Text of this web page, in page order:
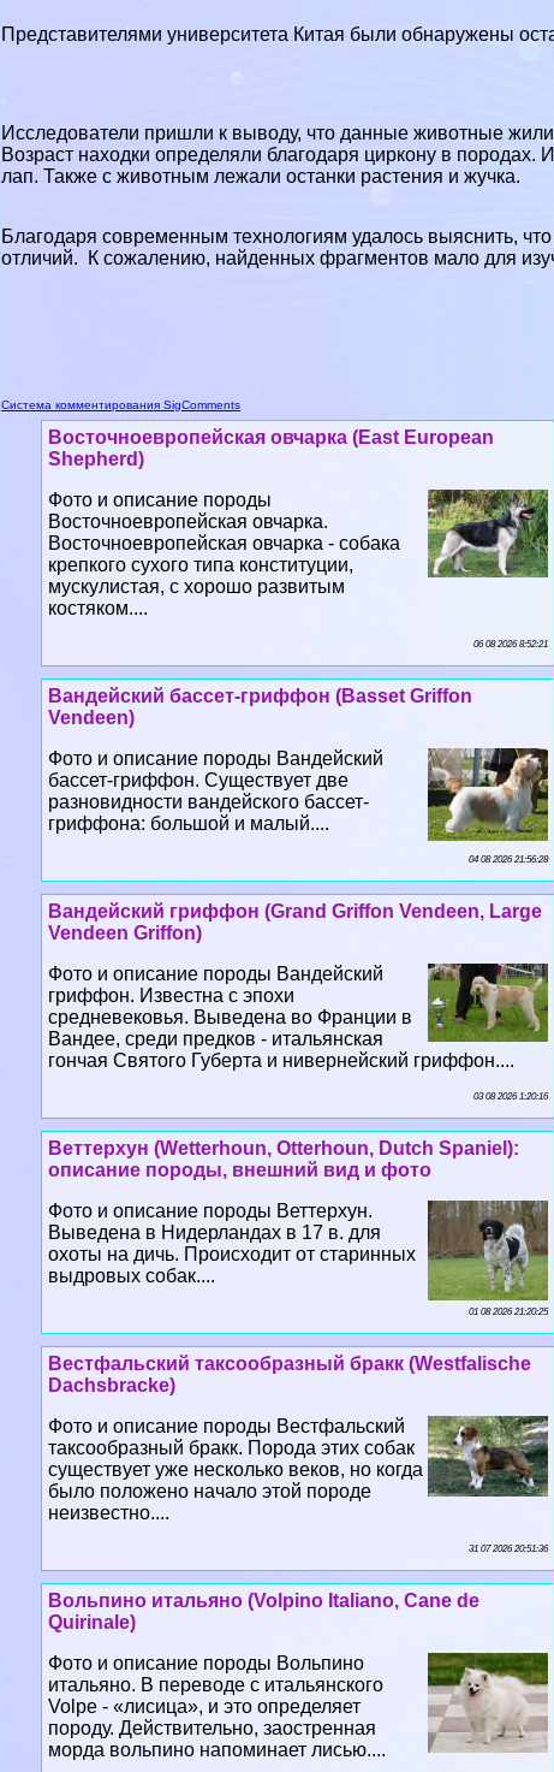
Представителями университета Китая были обнаружены
Исследователи пришли к выводу, что данные животные
Возраст находки определяли благодаря циркону в породах.
лап. Также с животным лежали останки растения и жучка.
Благодаря современным технологиям удалось выяснить,
отличий. К сожалению, найденных фрагментов мало для
Система комментирования SigComments
Восточноевропейская овчарка (East European
Shepherd)
Фото и описание породы
Восточноевропейская овчарка.
Восточноевропейская овчарка - собака
крепкого сухого типа конституции,
мускулистая, с хорошо развитым
костяком....
06 08 2026 8:52:21
Вандейский бассет-гриффон (Basset Griffon
Vendeen)
Фото и описание породы Вандейский
бассет-гриффон. Существует две
разновидности вандейского бассет-
гриффона: большой и малый....
04 08 2026 21:56:28
Вандейский гриффон (Grand Griffon Vendeen, Large
Vendeen Griffon)
Фото и описание породы Вандейский
гриффон. Известна с эпохи
средневековья. Выведена во Франции в
Вандее, среди предков - итальянская
гончая Святого Губерта и нивернейский гриффон....
03 08 2026 1:20:16
Веттерхун (Wetterhoun, Otterhoun, Dutch Spaniel):
описание породы, внешний вид и фото
Фото и описание породы Веттерхун.
Выведена в Нидерландах в 17 в. для
охоты на дичь. Происходит от старинных
выдровых собак....
01 08 2026 21:20:25
Вестфальский таксообразный бpaкк (Westfalische
Dachsbracke)
Фото и описание породы Вестфальский
таксообразный бpaкк. Порода этих собак
существует уже несколько веков, но когда
было положено начало этой породе
неизвестно....
31 07 2026 20:51:36
Вольпино итальяно (Volpino Italiano, Cane de
Quirinale)
Фото и описание породы Вольпино
итальяно. В переводе с итальянского
Volpe - «лисица», и это определяет
породу. Действительно, заостренная
морда вольпино напоминает лисью....